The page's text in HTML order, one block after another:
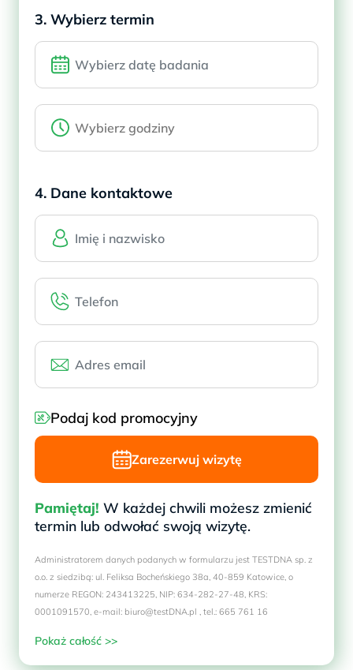
3. Wybierz termin
4. Dane kontaktowe
Podaj kod promocyjny
Zarezerwuj wizytę
Pamiętaj! W każdej chwili możesz zmienić
termin lub odwołać swoją wizytę.
Administratorem danych podanych w formularzu jest TESTDNA sp. z
o.o. z siedzibą: ul. Feliksa Bocheńskiego 38a, 40-859 Katowice, o
numerze REGON: 243413225, NIP: 634-282-27-48, KRS:
0001091570, e-mail: biuro@testDNA.pl , tel.: 665 761 16
Pokaż całość >>